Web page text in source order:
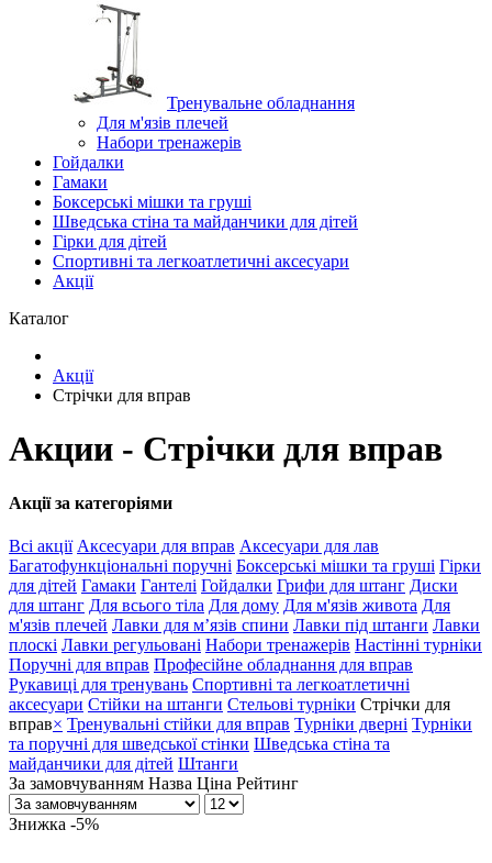
Тренувальне обладнання
Для м'язів плечей
Набори тренажерів
Гойдалки
Гамаки
Боксерські мішки та груші
Шведська стіна та майданчики для дітей
Гірки для дітей
Спортивні та легкоатлетичні аксесуари
Акції
Каталог
Акції
Стрічки для вправ
Акции - Стрічки для вправ
Акції за категоріями
Всі акції Аксесуари для вправ Аксесуари для лав
Багатофункціональні поручні Боксерські мішки та груші Гірки
для дітей Гамаки Гантелі Гойдалки Грифи для штанг Диски
для штанг Для всього тіла Для дому Для м'язів живота Для
м'язів плечей Лавки для м’язів спини Лавки під штанги Лавки
плоскі Лавки регульовані Набори тренажерів Настінні турніки
Поручні для вправ Професійне обладнання для вправ
Рукавиці для тренувань Спортивні та легкоатлетичні
аксесуари Стійки на штанги Стельові турніки Стрічки для
вправ× Тренувальні стійки для вправ Турніки дверні Турніки
та поручні для шведської стінки Шведська стіна та
майданчики для дітей Штанги
За замовчуванням Назва Ціна Рейтинг
Знижка -5%